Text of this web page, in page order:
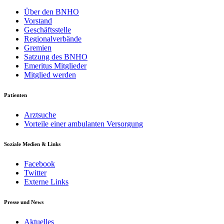
Über den BNHO
Vorstand
Geschäftsstelle
Regionalverbände
Gremien
Satzung des BNHO
Emeritus Mitglieder
Mitglied werden
Patienten
Arztsuche
Vorteile einer ambulanten Versorgung
Soziale Medien & Links
Facebook
Twitter
Externe Links
Presse und News
Aktuelles